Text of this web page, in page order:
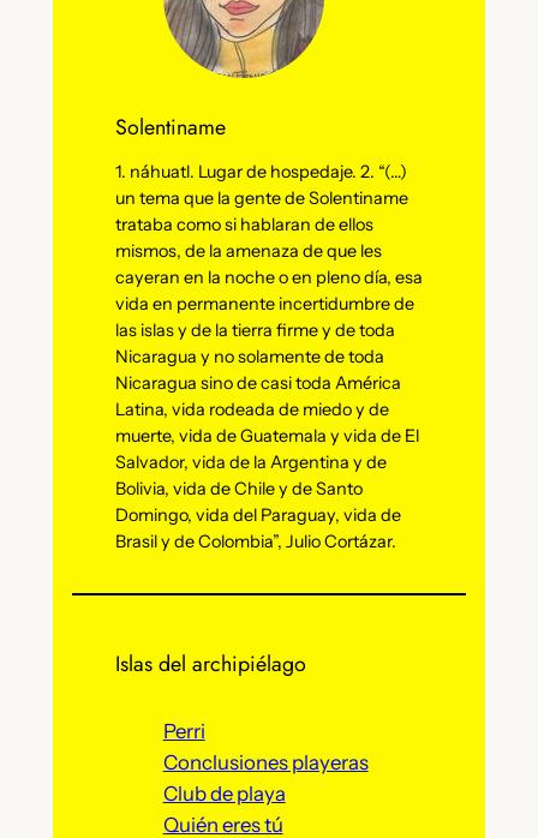
Solentiname
1. náhuatl. Lugar de hospedaje. 2. “(…)
un tema que la gente de Solentiname
trataba como si hablaran de ellos
mismos, de la amenaza de que les
cayeran en la noche o en pleno día, esa
vida en permanente incertidumbre de
las islas y de la tierra firme y de toda
Nicaragua y no solamente de toda
Nicaragua sino de casi toda América
Latina, vida rodeada de miedo y de
muerte, vida de Guatemala y vida de El
Salvador, vida de la Argentina y de
Bolivia, vida de Chile y de Santo
Domingo, vida del Paraguay, vida de
Brasil y de Colombia”, Julio Cortázar.
Islas del archipiélago
Perri
Conclusiones playeras
Club de playa
Quién eres tú